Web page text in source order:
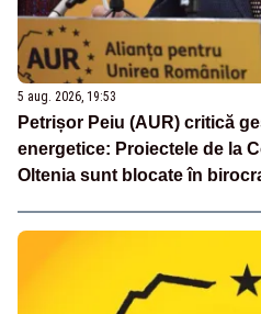
5 aug. 2026, 19:53
Petrișor Peiu (AUR) critică
energetice: Proiectele de la
Oltenia sunt blocate în